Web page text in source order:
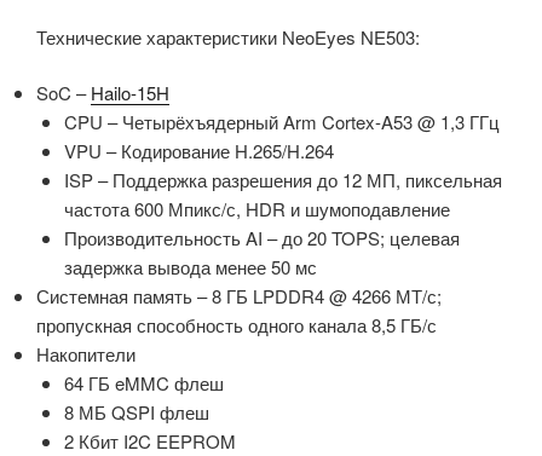
Технические характеристики NeoEyes NE503:
SoC –Hailo-15H
CPU – Четырёхъядерный Arm Cortex-A53 @ 1,3 ГГц
VPU – Кодирование H.265/H.264
ISP – Поддержка разрешения до 12 МП, пиксельная
частота 600 Мпикс/с, HDR и шумоподавление
Производительность AI – до 20 TOPS; целевая
задержка вывода менее 50 мс
Системная память – 8 ГБ LPDDR4 @ 4266 МТ/с;
пропускная способность одного канала 8,5 ГБ/с
Накопители
64 ГБ eMMC флеш
8 МБ QSPI флеш
2 Кбит I2C EEPROM